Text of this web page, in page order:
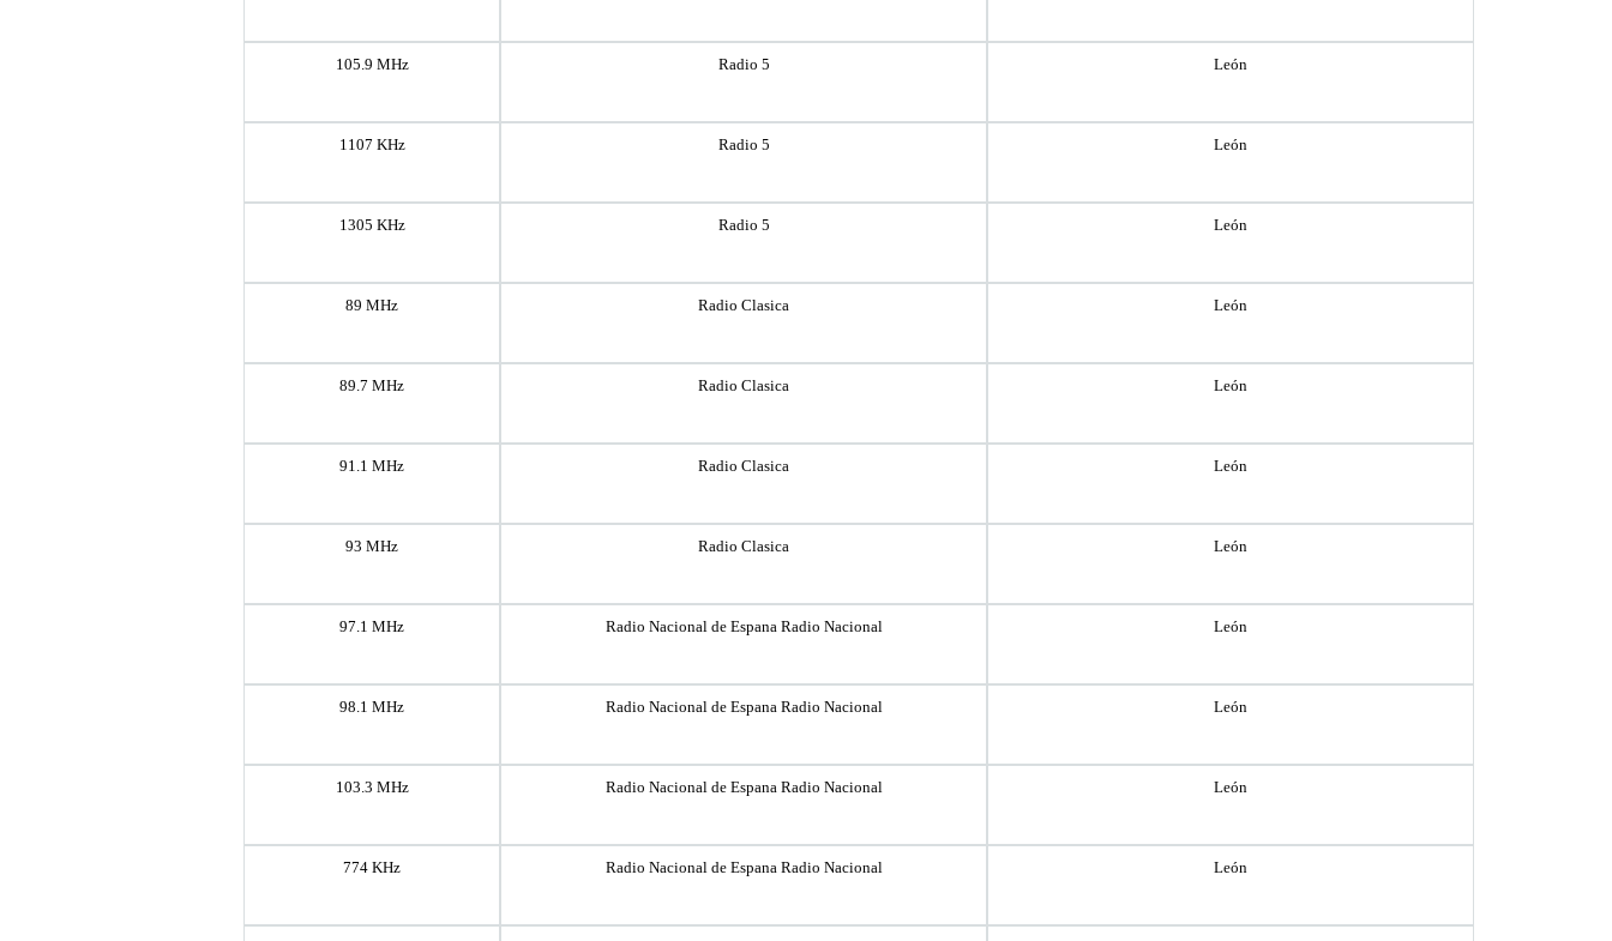
105.9 MHz Radio 5 León
1107 KHz Radio 5 León
1305 KHz Radio 5 León
89 MHz Radio Clasica León
89.7 MHz Radio Clasica León
91.1 MHz Radio Clasica León
93 MHz Radio Clasica León
97.1 MHz Radio Nacional de Espana Radio Nacional León
98.1 MHz Radio Nacional de Espana Radio Nacional León
103.3 MHz Radio Nacional de Espana Radio Nacional León
774 KHz Radio Nacional de Espana Radio Nacional León